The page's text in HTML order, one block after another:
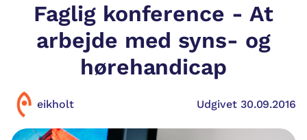
Faglig konference - At
arbejde med syns- og
hørehandicap
eikholt Udgivet 30.09.2016